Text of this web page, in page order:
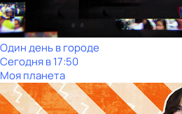
Один день в городе
Сегодня в 17:50
Моя планета